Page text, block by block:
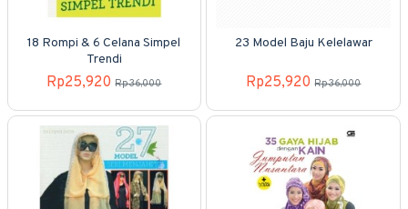
18 Rompi & 6 Celana Simpel
Trendi
Rp25,920 Rp36,000
23 Model Baju Kelelawar
Rp25,920 Rp36,000